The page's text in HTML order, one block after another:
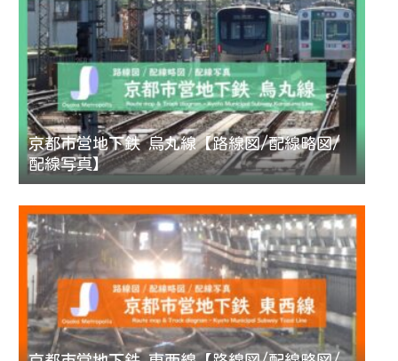
京都市営地下鉄 烏丸線【路線図/配線略図/
配線写真】